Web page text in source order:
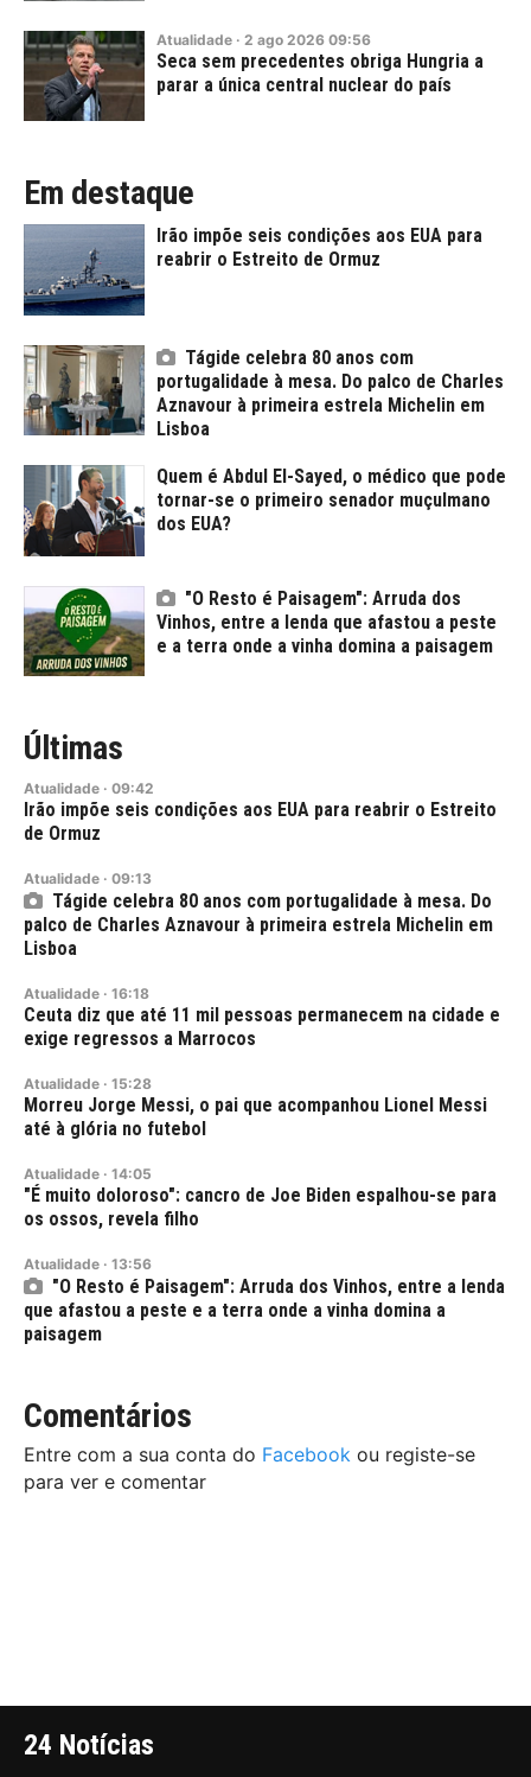
Atualidade · 2 ago 2026 09:56
Seca sem precedentes obriga Hungria a
parar a única central nuclear do país
Em destaque
Irão impõe seis condições aos EUA para
reabrir o Estreito de Ormuz
Tágide celebra 80 anos com
portugalidade à mesa. Do palco de Charles
Aznavour à primeira estrela Michelin em
Lisboa
Quem é Abdul El-Sayed, o médico que pode
tornar-se o primeiro senador muçulmano
dos EUA?
"O Resto é Paisagem": Arruda dos
Vinhos, entre a lenda que afastou a peste
e a terra onde a vinha domina a paisagem
Últimas
Atualidade · 09:42
Irão impõe seis condições aos EUA para reabrir o Estreito
de Ormuz
Atualidade · 09:13
Tágide celebra 80 anos com portugalidade à mesa. Do
palco de Charles Aznavour à primeira estrela Michelin em
Lisboa
Atualidade · 16:18
Ceuta diz que até 11 mil pessoas permanecem na cidade e
exige regressos a Marrocos
Atualidade · 15:28
Morreu Jorge Messi, o pai que acompanhou Lionel Messi
até à glória no futebol
Atualidade · 14:05
"É muito doloroso": cancro de Joe Biden espalhou-se para
os ossos, revela filho
Atualidade · 13:56
"O Resto é Paisagem": Arruda dos Vinhos, entre a lenda
que afastou a peste e a terra onde a vinha domina a
paisagem
Comentários
Entre com a sua conta do Facebook ou registe-se
para ver e comentar
24 Notícias